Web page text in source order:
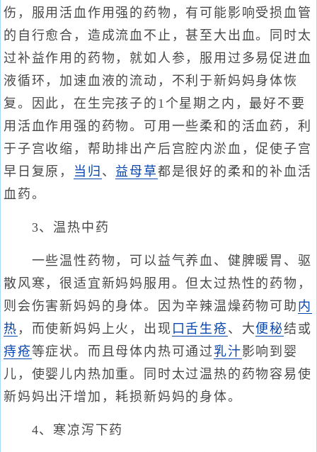
伤，服用活血作用强的药物，有可能影响受损血管
的自行愈合，造成流血不止，甚至大出血。同时太
过补益作用的药物，就如人参，服用过多易促进血
液循环，加速血液的流动，不利于新妈妈身体恢
复。因此，在生完孩子的1个星期之内，最好不要
用活血作用强的药物。可用一些柔和的活血药，利
于子宫收缩，帮助排出产后宫腔内淤血，促使子宫
早日复原， 当归 、 益母草都是很好的柔和的补血活
血药。
3、温热中药
一些温性药物，可以益气养血、健脾暖胃、驱
散风寒，很适宜新妈妈服用。但太过热性的药物，
则会伤害新妈妈的身体。因为辛辣温燥药物可助 内
热 ，而使新妈妈上火，出现 口舌生疮 、大便秘结或
痔疮等症状。而且母体内热可通过乳汁影响到婴
儿，使婴儿内热加重。同时太过温热的药物容易使
新妈妈出汗增加，耗损新妈妈的身体。
4、寒凉泻下药